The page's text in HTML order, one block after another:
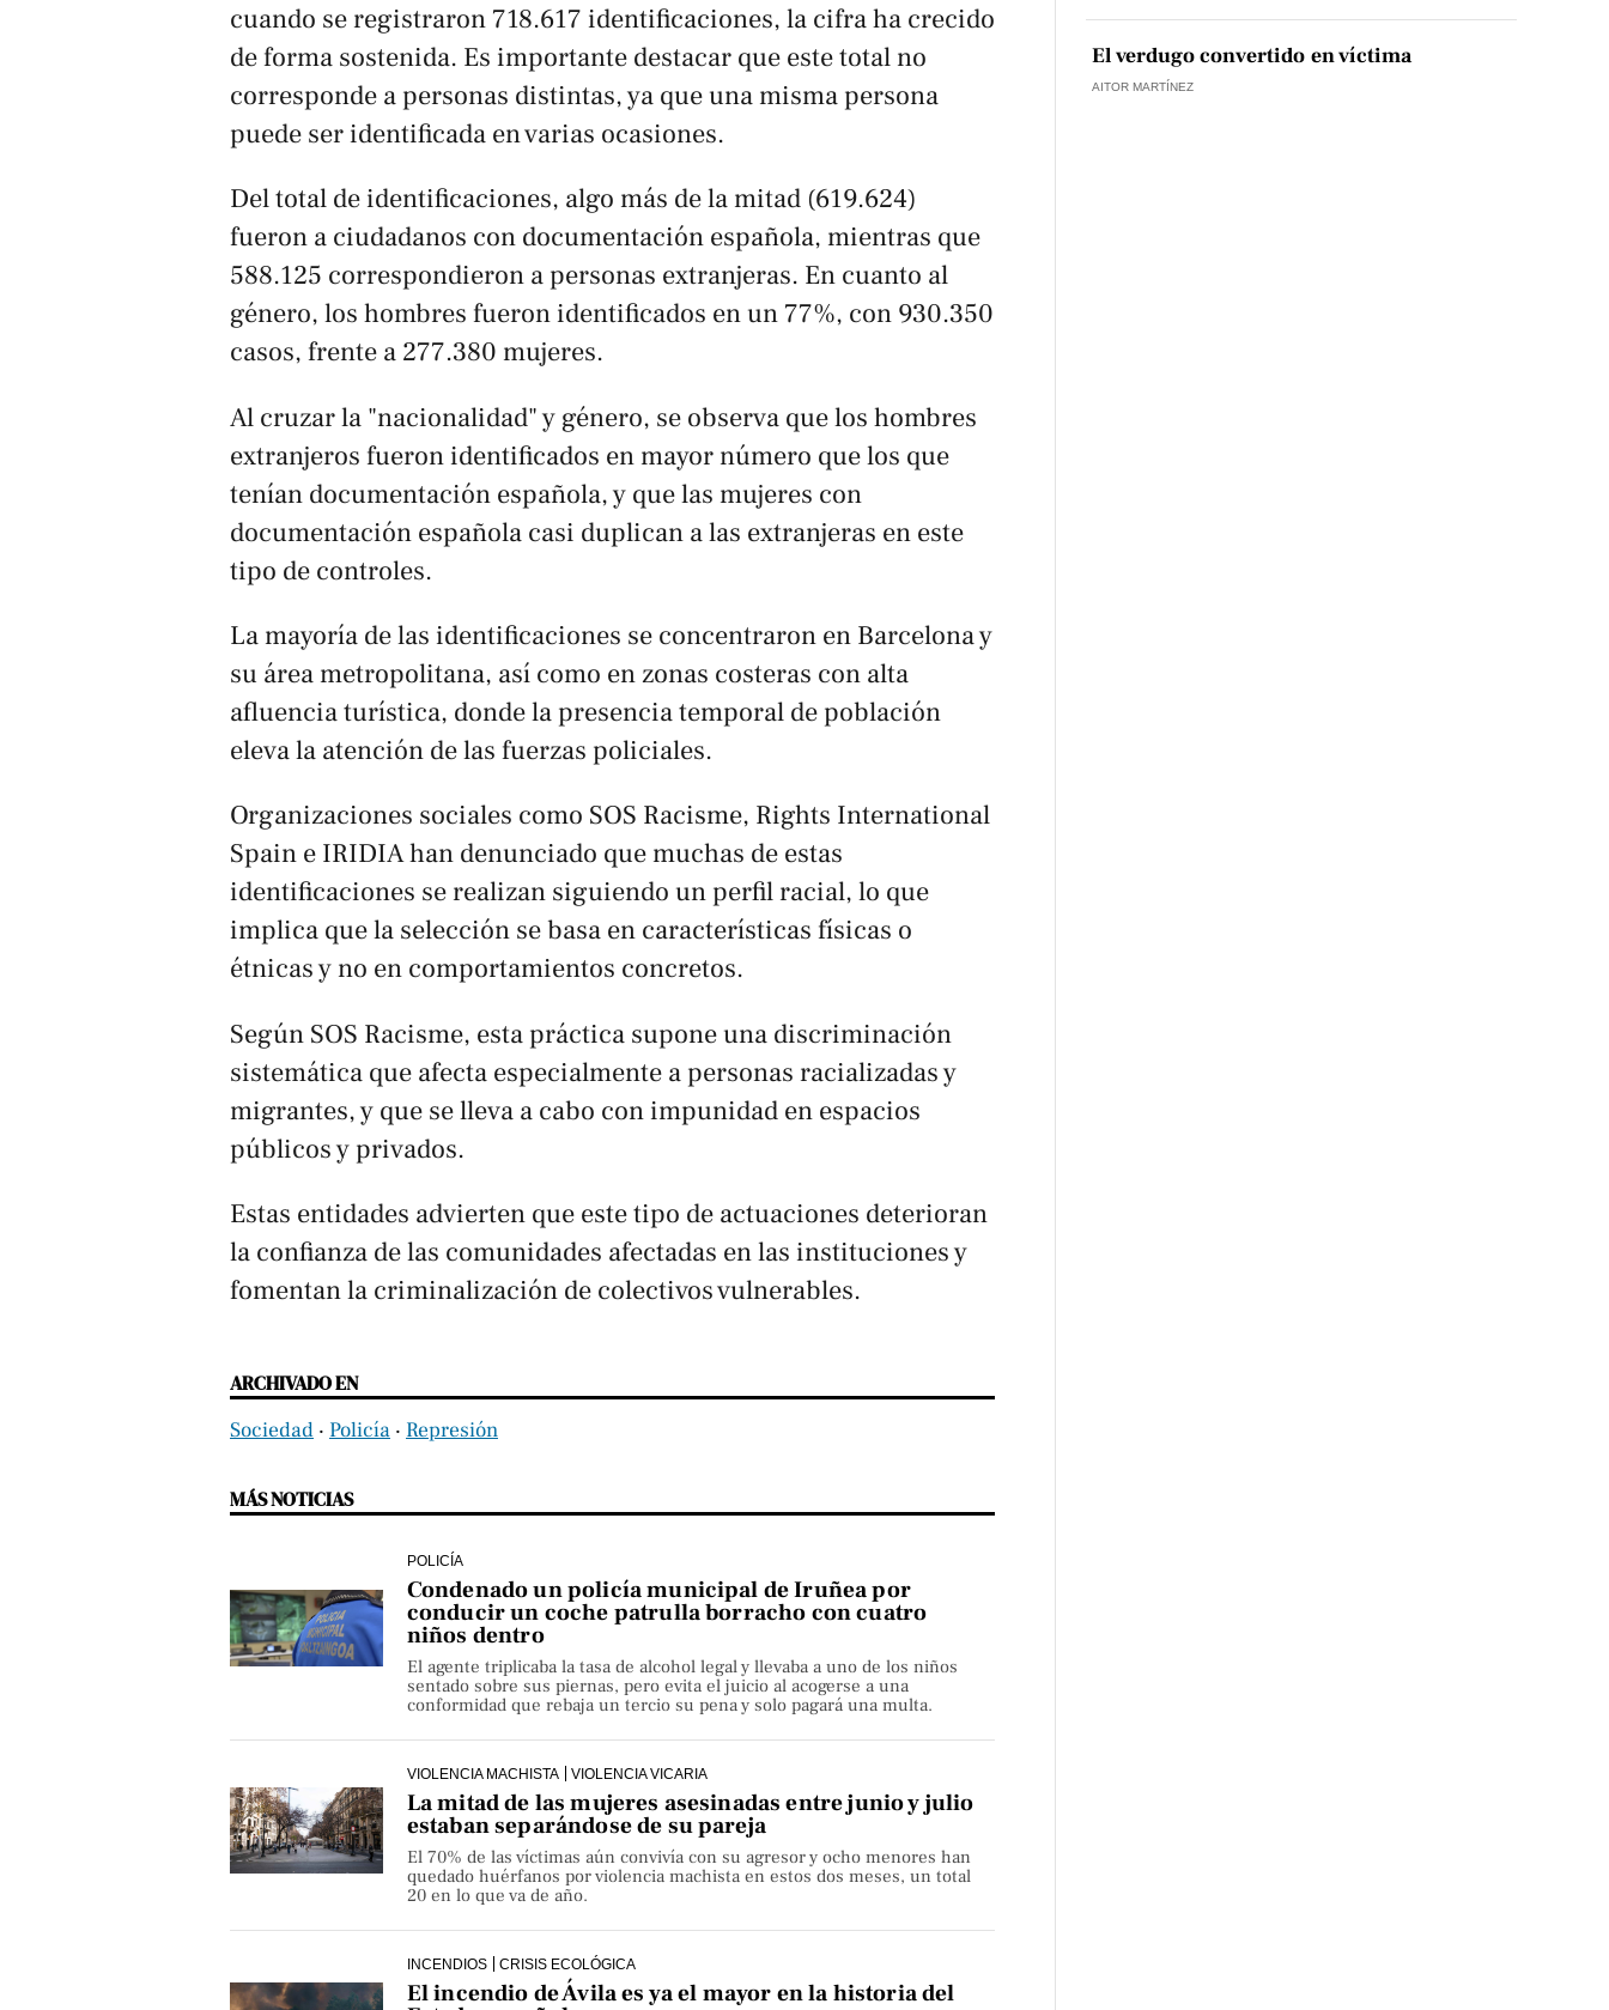
cuando se registraron 718.617 identificaciones, la cifra ha crecido
de forma sostenida. Es importante destacar que este total no
corresponde a personas distintas, ya que una misma persona
puede ser identificada en varias ocasiones.
Del total de identificaciones, algo más de la mitad (619.624)
fueron a ciudadanos con documentación española, mientras que
588.125 correspondieron a personas extranjeras. En cuanto al
género, los hombres fueron identificados en un 77%, con 930.350
casos, frente a 277.380 mujeres.
Al cruzar la "nacionalidad" y género, se observa que los hombres
extranjeros fueron identificados en mayor número que los que
tenían documentación española, y que las mujeres con
documentación española casi duplican a las extranjeras en este
tipo de controles.
La mayoría de las identificaciones se concentraron en Barcelona y
su área metropolitana, así como en zonas costeras con alta
afluencia turística, donde la presencia temporal de población
eleva la atención de las fuerzas policiales.
Organizaciones sociales como SOS Racisme, Rights International
Spain e IRIDIA han denunciado que muchas de estas
identificaciones se realizan siguiendo un perfil racial, lo que
implica que la selección se basa en características físicas o
étnicas y no en comportamientos concretos.
Según SOS Racisme, esta práctica supone una discriminación
sistemática que afecta especialmente a personas racializadas y
migrantes, y que se lleva a cabo con impunidad en espacios
públicos y privados.
Estas entidades advierten que este tipo de actuaciones deterioran
la confianza de las comunidades afectadas en las instituciones y
fomentan la criminalización de colectivos vulnerables.
ARCHIVADO EN
Sociedad ‧ Policía ‧ Represión
MÁS NOTICIAS
POLICÍA
Condenado un policía municipal de Iruñea por
conducir un coche patrulla borracho con cuatro
niños dentro
El agente triplicaba la tasa de alcohol legal y llevaba a uno de los niños
sentado sobre sus piernas, pero evita el juicio al acogerse a una
conformidad que rebaja un tercio su pena y solo pagará una multa.
VIOLENCIA MACHISTA VIOLENCIA VICARIA
La mitad de las mujeres asesinadas entre junio y julio
estaban separándose de su pareja
El 70% de las víctimas aún convivía con su agresor y ocho menores han
quedado huérfanos por violencia machista en estos dos meses, un total
20 en lo que va de año.
INCENDIOS CRISIS ECOLÓGICA
El incendio de Ávila es ya el mayor en la historia del
El verdugo convertido en víctima
AITOR MARTÍNEZ